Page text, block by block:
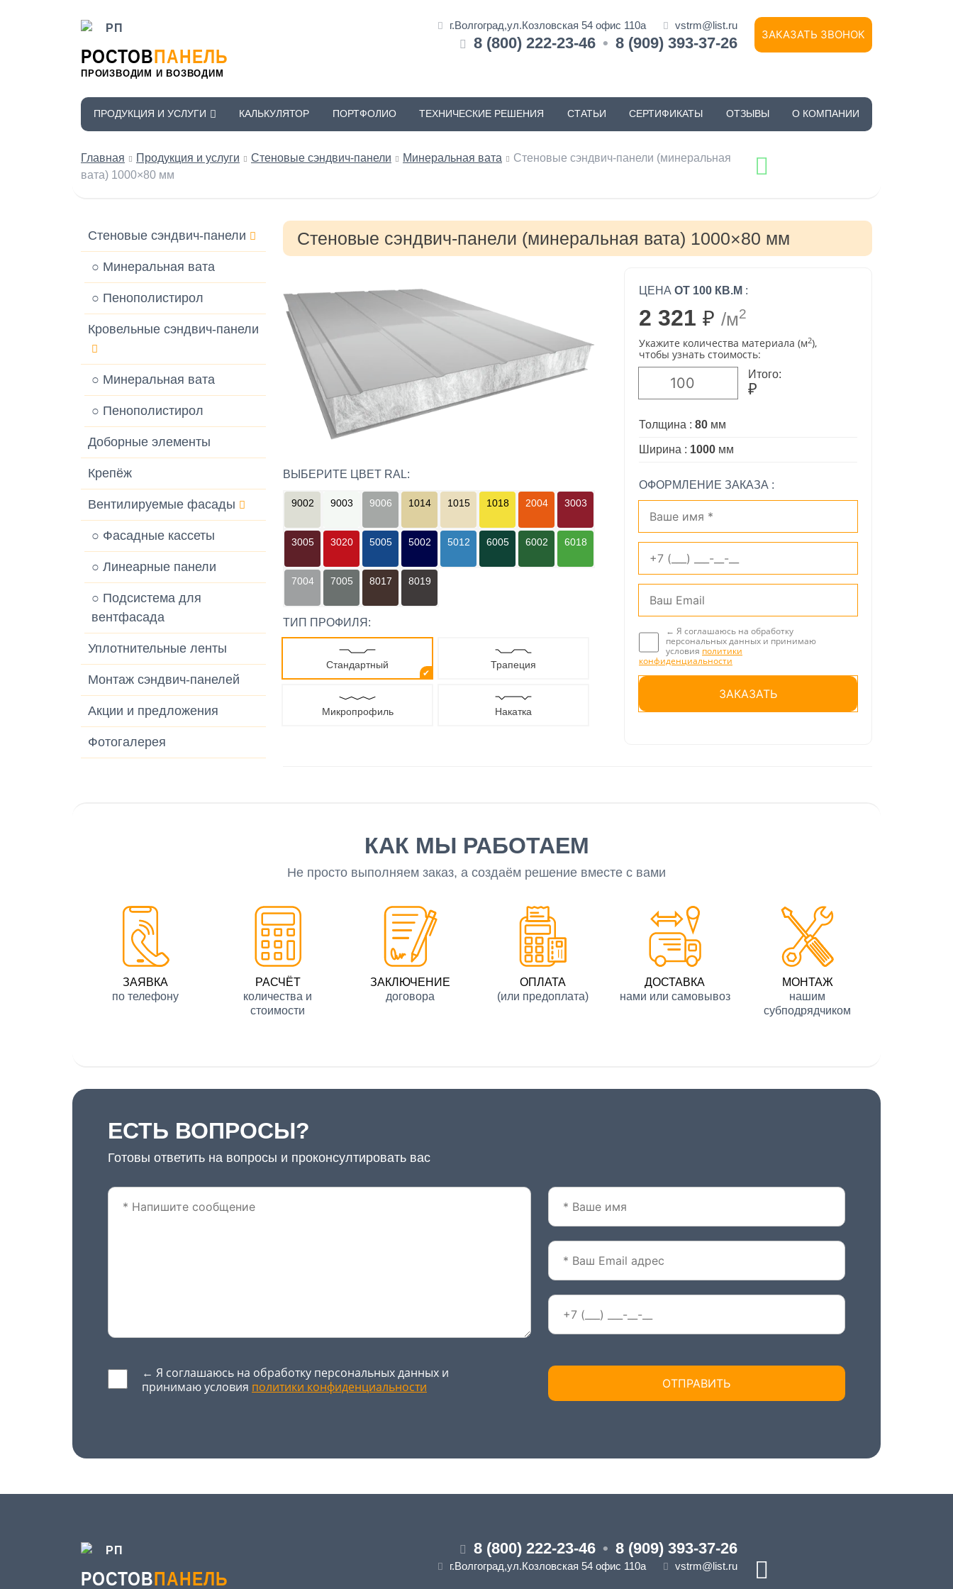
РОСТОВПАНЕЛЬ
ПРОИЗВОДИМ И ВОЗВОДИМ
г.Волгоград,ул.Козловская 54 офис 110а vstrm@list.ru
8 (800) 222-23-46 • 8 (909) 393-37-26 ЗАКАЗАТЬ ЗВОНОК
ПРОДУКЦИЯ И УСЛУГИ КАЛЬКУЛЯТОР ПОРТФОЛИО ТЕХНИЧЕСКИЕ РЕШЕНИЯ СТАТЬИ СЕРТИФИКАТЫ ОТЗЫВЫ О КОМПАНИИ
Главная Продукция и услуги Стеновые сэндвич-панели Минеральная вата
Стеновые сэндвич-панели (минеральная
вата) 1000×80 мм
Стеновые сэндвич-панели
○ Минеральная вата
○ Пенополистирол
Кровельные сэндвич-панели
○ Минеральная вата
○ Пенополистирол
Доборные элементы
Крепёж
Вентилируемые фасады
○ Фасадные кассеты
○ Линеарные панели
○ Подсистема для
вентфасада
Уплотнительные ленты
Монтаж сэндвич-панелей
Акции и предложения
Фотогалерея
Стеновые сэндвич-панели (минеральная вата) 1000×80 мм
ВЫБЕРИТЕ ЦВЕТ RAL:
9002 9003 9006 1014 1015 1018 2004 3003
3005 3020 5005 5002 5012 6005 6002 6018
7004 7005 8017 8019
ТИП ПРОФИЛЯ:
Стандартный
✔
Трапеция
Микропрофиль Накатка
ЦЕНА ОТ 100 КВ.М :
2 321 ₽ /м2
Укажите количества материала (м2),
чтобы узнать стоимость:
Итого:
₽
Толщина : 80 мм
Ширина : 1000 мм
ОФОРМЛЕНИЕ ЗАКАЗА :
← Я соглашаюсь на обработку
персональных данных и принимаю
условия политики
конфиденциальности
КАК МЫ РАБОТАЕМ
Не просто выполняем заказ, а создаём решение вместе с вами
ЗАЯВКА
по телефону
РАСЧЁТ
количества и
стоимости
ЗАКЛЮЧЕНИЕ
договора
ОПЛАТА
(или предоплата)
ДОСТАВКА
нами или самовывоз
МОНТАЖ
нашим
субподрядчиком
ЕСТЬ ВОПРОСЫ?
Готовы ответить на вопросы и проконсултировать вас
← Я соглашаюсь на обработку персональных данных и
принимаю условия политики конфиденциальности
РОСТОВПАНЕЛЬ
8 (800) 222-23-46 • 8 (909) 393-37-26
г.Волгоград,ул.Козловская 54 офис 110а vstrm@list.ru